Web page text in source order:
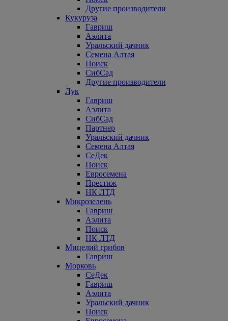
Другие производители
Кукуруза
Гавриш
Аэлита
Уральский дачник
Семена Алтая
Поиск
СибСад
Другие производители
Лук
Гавриш
Аэлита
СибСад
Партнер
Уральский дачник
Семена Алтая
СеДек
Поиск
Евросемена
Престиж
НК ЛТД
Микрозелень
Гавриш
Аэлита
Поиск
НК ЛТД
Мицелий грибов
Гавриш
Морковь
СеДек
Гавриш
Аэлита
Уральский дачник
Поиск